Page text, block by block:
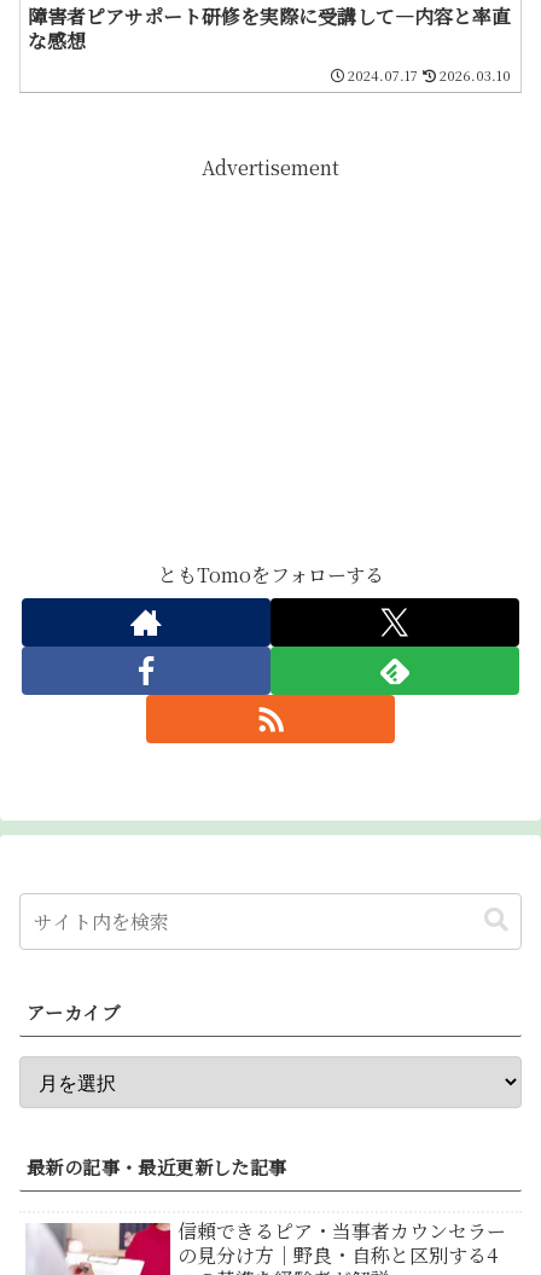
障害者ピアサポート研修を実際に受講して―内容と率直
な感想
2024.07.17 2026.03.10
Advertisement
ともTomoをフォローする
アーカイブ
最新の記事・最近更新した記事
信頼できるピア・当事者カウンセラー
の見分け方｜野良・自称と区別する4